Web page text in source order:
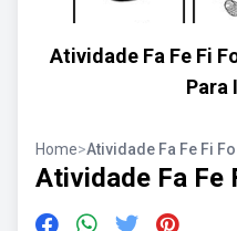
Atividade Fa Fe Fi
Para
Home>Atividade Fa Fe Fi Fo
Atividade Fa Fe